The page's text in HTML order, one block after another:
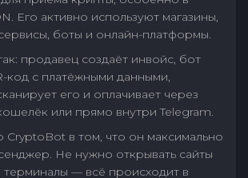
Его активно используют магазины,
боты и онлайн-платформы.
продавец создаёт инвойс, бот
код с платёжными данными,
его и оплачивает через
или прямо внутри Telegram.
в том, что он максимально
Не нужно открывать сайты
терминалы — всё происходит в